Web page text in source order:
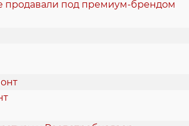
продавали под премиум-брендом